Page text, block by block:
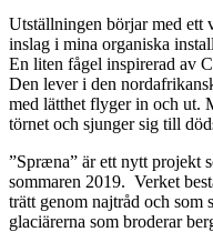
Utställningen börjar med ett
inslag i mina organiska
En liten fågel inspirerad av
Den lever i den
med lätthet flyger in och ut.
törnet och sjunger sig till
”Spræna” är ett nytt projekt
sommaren 2019. Verket
trätt genom najtråd och som
glaciärerna som broderar